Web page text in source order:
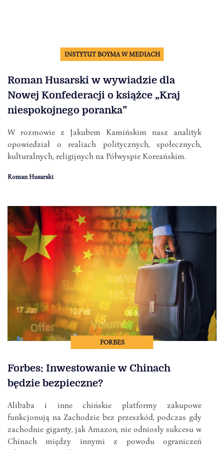
INSTYTUT BOYMA W MEDIACH
Roman Husarski w wywiadzie dla
Nowej Konfederacji o książce „Kraj
niespokojnego poranka”
W rozmowie z Jakubem Kamińskim nasz analityk
opowiedział o realiach politycznych, społecznych,
kulturalnych, religijnych na Półwyspie Koreańskim.
Roman Husarski
FORBES
Forbes: Inwestowanie w Chinach
będzie bezpieczne?
Alibaba i inne chińskie platformy zakupowe
funkcjonują na Zachodzie bez przeszkód, podczas gdy
zachodnie giganty, jak Amazon, nie odniosły sukcesu w
Chinach między innymi z powodu ograniczeń